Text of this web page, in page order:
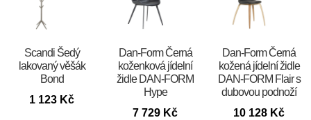
Scandi Šedý
lakovaný věšák
Bond
1 123 Kč
​​​​​Dan-Form Černá
koženková jídelní
židle DAN-FORM
Hype
7 729 Kč
​​​​​Dan-Form Černá
kožená jídelní židle
DAN-FORM Flair s
dubovou podnoží
10 128 Kč